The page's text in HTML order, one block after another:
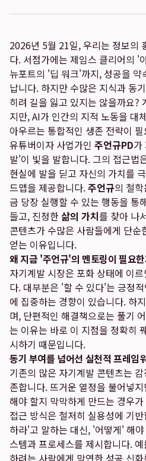
2026년 5월 21일, 우리는 정보의
다. 서점가에는 제임스 클리어의 '
뉴포트의 '딥 워크'까지, 성공을
납니다. 하지만 수많은 지식과 동
히려 길을 잃고 있지는 않을까요?
지만, AI가 인간의 지적 노동을 대
아우르는 통합적인 생존 전략이
유튜버이자 사업가인 주언규PD가
발'이 빛을 발합니다. 그의 접근법
현실에 발을 딛고 자신의 가치를
드맵을 제공합니다.주언규의 철
금 당장 실행할 수 있는 행동을 통
들고, 진정한삶의 가치를 찾아 나
콘텐츠가 수많은 사람들에게 단
얻는 이유입니다.
왜 지금 '주언규'의 멘토링이 필요
자기계발 시장은 포화 상태에 이
다. 대부분은 '할 수 있다'는 긍정
에 집중하는 경향이 있습니다. 하
며, 단편적인 해결책으로는 풀기
는 이유는 바로 이 지점을 정확히
시하기 때문입니다.
동기 부여를 넘어선 실천적 프레임
기존의 많은 자기계발 콘텐츠는
존합니다. 뜨거운 열정을 불어넣
해야 할지 막막하게 만드는 경우
접근 방식은 철저히 실용성에 기
하라'고 말하는 대신, '어떻게' 해
스템과 프로세스를 제시합니다.
하려는 사람에게 막연한 성공 신